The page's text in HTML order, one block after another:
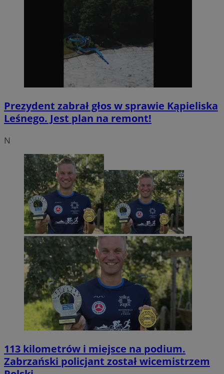
Prezydent zabrał głos w sprawie Kąpieliska
Leśnego. Jest plan na remont!
N
113 kilometrów i miejsce na podium.
Zabrzański policjant został wicemistrzem